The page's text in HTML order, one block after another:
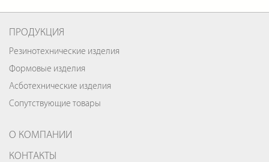
ПРОДУКЦИЯ
Резинотехнические изделия
Формовые изделия
Асботехнические изделия
Сопутствующие товары
О КОМПАНИИ
КОНТАКТЫ